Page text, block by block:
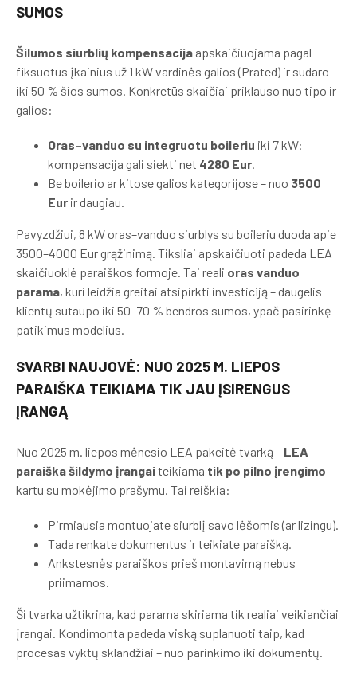
SUMOS
Šilumos siurblių kompensacija apskaičiuojama pagal
fiksuotus įkainius už 1 kW vardinės galios (Prated) ir sudaro
iki 50 % šios sumos. Konkretūs skaičiai priklauso nuo tipo ir
galios:
Oras–vanduo su integruotu boileriu iki 7 kW:
kompensacija gali siekti net 4280 Eur.
Be boilerio ar kitose galios kategorijose – nuo 3500
Eur ir daugiau.
Pavyzdžiui, 8 kW oras–vanduo siurblys su boileriu duoda apie
3500–4000 Eur grąžinimą. Tiksliai apskaičiuoti padeda LEA
skaičiuoklė paraiškos formoje. Tai reali oras vanduo
parama, kuri leidžia greitai atsipirkti investiciją – daugelis
klientų sutaupo iki 50–70 % bendros sumos, ypač pasirinkę
patikimus modelius.
SVARBI NAUJOVĖ: NUO 2025 M. LIEPOS
PARAIŠKA TEIKIAMA TIK JAU ĮSIRENGUS
ĮRANGĄ
Nuo 2025 m. liepos mėnesio LEA pakeitė tvarką – LEA
paraiška šildymo įrangaiteikiama tik po pilno įrengimo
kartu su mokėjimo prašymu. Tai reiškia:
Pirmiausia montuojate siurblį savo lėšomis (ar lizingu).
Tada renkate dokumentus ir teikiate paraišką.
Ankstesnės paraiškos prieš montavimą nebus
priimamos.
Ši tvarka užtikrina, kad parama skiriama tik realiai veikiančiai
įrangai. Kondimonta padeda viską suplanuoti taip, kad
procesas vyktų sklandžiai – nuo parinkimo iki dokumentų.